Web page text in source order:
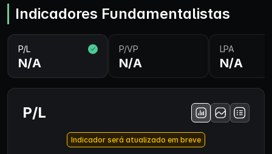
Indicadores Fundamentalistas
P/L
N/A
P/VP
N/A
LPA
N/A
P/L
Indicador será atualizado em breve